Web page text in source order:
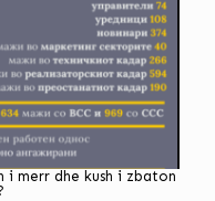
i merr dhe kush i zbaton